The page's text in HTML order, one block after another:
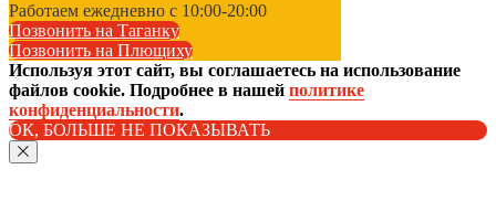
Работаем ежедневно с 10:00-20:00
Позвонить на Таганку
Позвонить на Плющиху
Используя этот сайт, вы соглашаетесь на использование
файлов cookie. Подробнее в нашей политике
конфиденциальности.
ОК, БОЛЬШЕ НЕ ПОКАЗЫВАТЬ